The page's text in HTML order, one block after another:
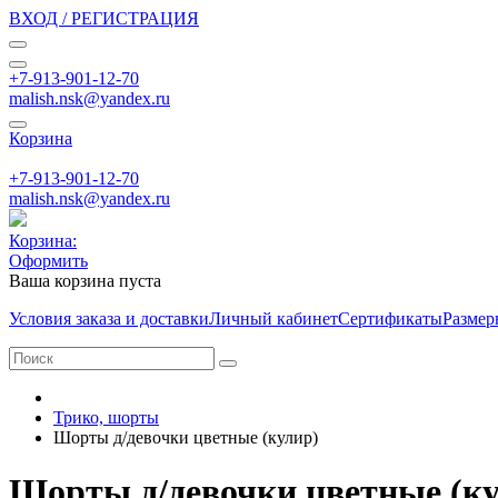
ВХОД / РЕГИСТРАЦИЯ
+7-913-901-12-70
malish.nsk@yandex.ru
Корзина
+7-913-901-12-70
malish.nsk@yandex.ru
Корзина:
Оформить
Ваша корзина пуста
Условия заказа и доставкиЛичный кабинетСертификаты
Трико, шорты
Шорты д/девочки цветные (кулир)